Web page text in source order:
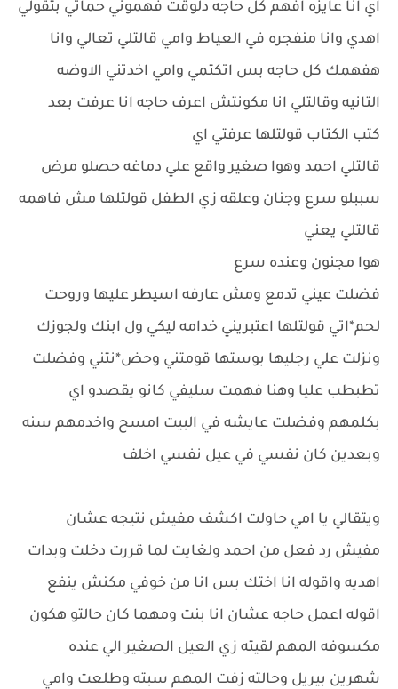
اي انا عايزه افهم كل حاجه دلوقت فهموني حماتي بتقولي
اهدي وانا منفجره في العياط وامي قالتلي تعالي وانا
هفهمك كل حاجه بس اتكتمي وامي اخدتني الاوضه
التانيه وقالتلي انا مكونتش اعرف حاجه انا عرفت بعد
كتب الكتاب قولتلها عرفتي اي
قالتلي احمد وهوا صغير واقع علي دماغه حصلو مرض
سببلو سرع وجنان وعلقه زي الطفل قولتلها مش فاهمه
قالتلي يعني
هوا مجنون وعنده سرع
فضلت عيني تدمع ومش عارفه اسيطر عليها وروحت
لحم*اتي قولتلها اعتبريني خدامه ليكي ول ابنك ولجوزك
ونزلت علي رجليها بوستها قومتني وحض*نتني وفضلت
تطبطب عليا وهنا فهمت سليفي كانو يقصدو اي
بكلمهم وفضلت عايشه في البيت امسح واخدمهم سنه
وبعدين كان نفسي في عيل نفسي اخلف
ويتقالي يا امي حاولت اكشف مفيش نتيجه عشان
مفيش رد فعل من احمد ولغايت لما قررت دخلت وبدات
اهديه واقوله انا اختك بس انا من خوفي مكنش ينفع
اقوله اعمل حاجه عشان انا بنت ومهما كان حالتو هكون
مكسوفه المهم لقيته زي العيل الصغير الي عنده
شهرين بيريل وحالته زفت المهم سبته وطلعت وامي